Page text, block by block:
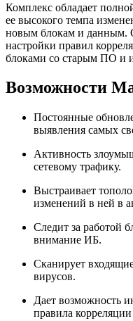
Комплекс обладает
ее высокого темпа
новым блокам и данным.
настройки правил
блоками со старым ПО и
Возможности
Постоянные
выявления самых
Активность
сетевому трафику.
Выстраивает
изменений в ней в
Следит за работой
внимание ИБ.
Сканирует
вирусов.
Дает возможность
правила